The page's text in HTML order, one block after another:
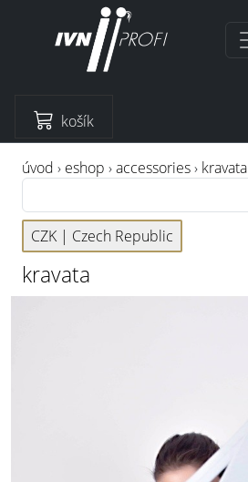
košík
úvod › eshop ›accessories› kravata
CZK | Czech Republic
kravata